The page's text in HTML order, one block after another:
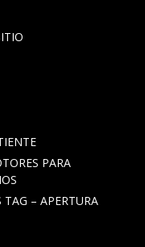
PARA
– APERTURA